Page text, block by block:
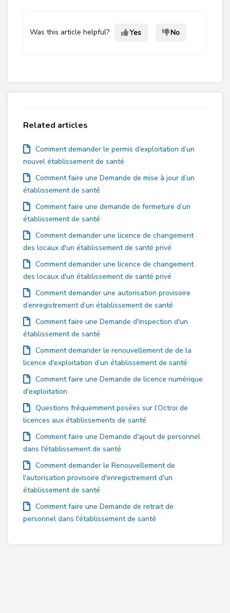
Was this article helpful? Yes No
Related articles
Comment demander le permis d’exploitation d’un
nouvel établissement de santé
Comment faire une Demande de mise à jour d’un
établissement de santé
Comment faire une demande de fermeture d’un
établissement de santé
Comment demander une licence de changement
des locaux d'un établissement de santé privé
Comment demander une licence de changement
des locaux d'un établissement de santé privé
Comment demander une autorisation provisoire
d’enregistrement d’un établissement de santé
Comment faire une Demande d'inspection d'un
établissement de santé
Comment demander le renouvellement de de la
licence d'exploitation d’un établissement de santé
Comment faire une Demande de licence numérique
d'exploitation
Questions fréquemment posées sur l’Octroi de
licences aux établissements de santé
Comment faire une Demande d'ajout de personnel
dans l'établissement de santé
Comment demander le Renouvellement de
l'autorisation provisoire d'enregistrement d'un
établissement de santé
Comment faire une Demande de retrait de
personnel dans l'établissement de santé